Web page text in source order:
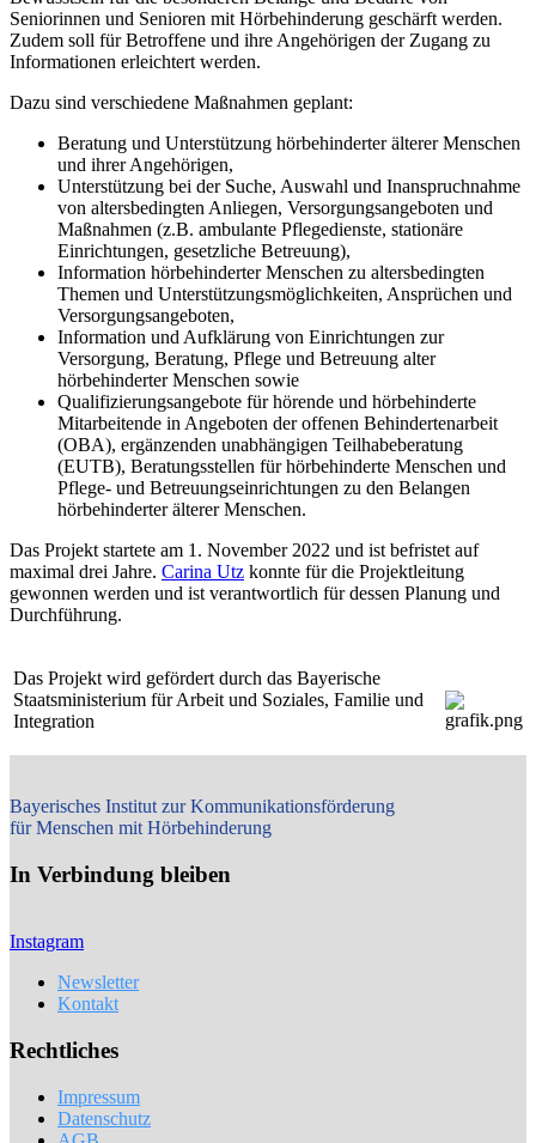
Seniorinnen und Senioren mit Hörbehinderung geschärft werden.
Zudem soll für Betroffene und ihre Angehörigen der Zugang zu
Informationen erleichtert werden.
Dazu sind verschiedene Maßnahmen geplant:
Beratung und Unterstützung hörbehinderter älterer Menschen
und ihrer Angehörigen,
Unterstützung bei der Suche, Auswahl und Inanspruchnahme
von altersbedingten Anliegen, Versorgungsangeboten und
Maßnahmen (z.B. ambulante Pflegedienste, stationäre
Einrichtungen, gesetzliche Betreuung),
Information hörbehinderter Menschen zu altersbedingten
Themen und Unterstützungsmöglichkeiten, Ansprüchen und
Versorgungsangeboten,
Information und Aufklärung von Einrichtungen zur
Versorgung, Beratung, Pflege und Betreuung alter
hörbehinderter Menschen sowie
Qualifizierungsangebote für hörende und hörbehinderte
Mitarbeitende in Angeboten der offenen Behindertenarbeit
(OBA), ergänzenden unabhängigen Teilhabeberatung
(EUTB), Beratungsstellen für hörbehinderte Menschen und
Pflege- und Betreuungseinrichtungen zu den Belangen
hörbehinderter älterer Menschen.
Das Projekt startete am 1. November 2022 und ist befristet auf
maximal drei Jahre. Carina Utz konnte für die Projektleitung
gewonnen werden und ist verantwortlich für dessen Planung und
Durchführung.
Das Projekt wird gefördert durch das Bayerische
Staatsministerium für Arbeit und Soziales, Familie und
Integration
Bayerisches Institut zur Kommunikationsförderung
für Menschen mit Hörbehinderung
In Verbindung bleiben
Instagram
Newsletter
Kontakt
Rechtliches
Impressum
Datenschutz